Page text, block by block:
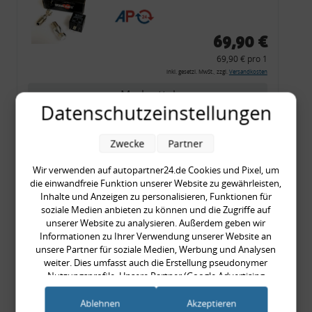
CF 14
69,90 €
69,90 € pro 1
inkl. gesetzl. MwSt., zzgl. Versandkosten
Merkzettel
Zum Artikel
Rückleuchtenband mit
Blinker, rot, US-Ecken,
Audi 80 Cabrio, Typ 89,
OE-Nr.: 8G0945225 +
8G0945225C
999,99 €
999,99 € pro 1
Datenschutzeinstellungen
Wir verwenden auf autopartner24.de Cookies und Pixel, um
die einwandfreie Funktion unserer Website zu gewährleisten,
Inhalte und Anzeigen zu personalisieren, Funktionen für
soziale Medien anbieten zu können und die Zugriffe auf
unserer Website zu analysieren. Außerdem geben wir
Informationen zu Ihrer Verwendung unserer Website an
unsere Partner für soziale Medien, Werbung und Analysen
weiter. Dies umfasst auch die Erstellung pseudonymer
Nutzungsprofile. Unsere Partner (Google Advertising
Products) führen diese Informationen möglicherweise mit
weiteren Daten zusammen, die Sie ihnen bereitgestellt haben
Zwecke Partner
Ablehnen Akzeptieren